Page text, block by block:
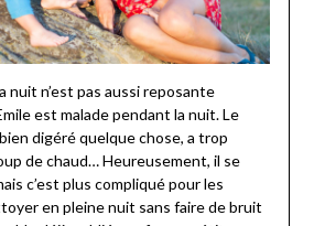
nuit n’est pas aussi reposante
est malade pendant la nuit. Le
bien digéré quelque chose, a trop
de chaud… Heureusement, il se
c’est plus compliqué pour les
en pleine nuit sans faire de bruit